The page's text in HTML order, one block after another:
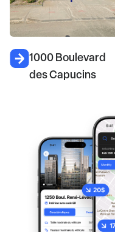
1000 Boulevard
des Capucins